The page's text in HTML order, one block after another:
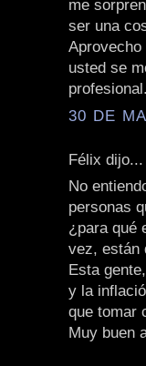
me
ser una
usted se
30 DE
Félix dijo...
No
personas
¿para qué
vez, están
Esta
y la
que tomar
Muy buen